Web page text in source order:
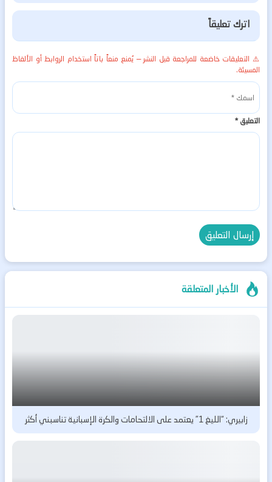
اترك تعليقاً
⚠️ التعليقات خاضعة للمراجعة قبل النشر — يُمنع منعاً باتاً استخدام الروابط أو الألفاظ
المسيئة.
التعليق*
الأخبار المتعلقة
زابيري: “الليغ 1” يعتمد على الالتحامات والكرة الإسبانية تناسبني أكثر